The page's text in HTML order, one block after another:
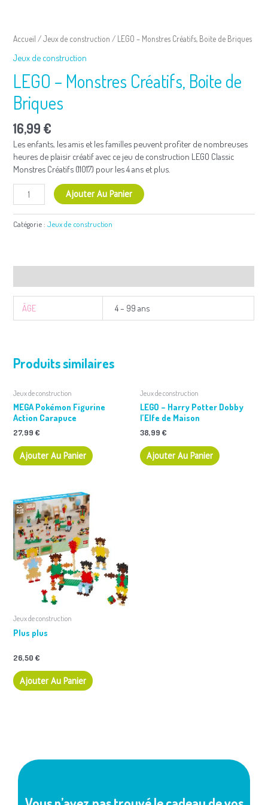
Accueil /Jeux de construction / LEGO – Monstres Créatifs, Boite de Briques
Jeux de construction
LEGO – Monstres Créatifs, Boite de
Briques
16,99 €
Les enfants, les amis et les familles peuvent profiter de nombreuses
heures de plaisir créatif avec ce jeu de construction LEGO Classic
Monstres Créatifs (11017) pour les 4 ans et plus.
de
LEGO
-
Créatifs,
Boite
de
Briques
Ajouter Au Panier
Catégorie :Jeux de construction
ÂGE 4 – 99 ans
Produits similaires
Jeux de construction
MEGA Pokémon Figurine
Action Carapuce
27,99€
Ajouter Au Panier
Jeux de construction
LEGO – Harry Potter Dobby
l’Elfe de Maison
38,99 €
Ajouter Au Panier
Jeux de construction
Plus plus
26,50€
Ajouter Au Panier